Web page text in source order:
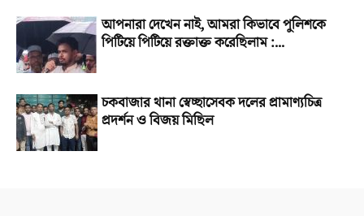
আপনারা দেখেন নাই, আমরা কিভাবে পুলিশকে
পিটিয়ে পিটিয়ে রক্তাক্ত করেছিলাম :...
চকবাজার থানা স্বেচ্ছাসেবক দলের প্রামাণ্যচিত্র
প্রদর্শন ও বিজয় মিছিল